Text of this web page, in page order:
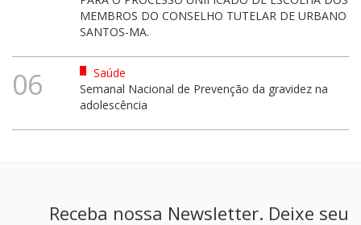
MEMBROS DO CONSELHO TUTELAR DE URBANO
SANTOS-MA.
06
Saúde
Semanal Nacional de Prevenção da gravidez na
adolescência
Receba nossa Newsletter. Deixe seu